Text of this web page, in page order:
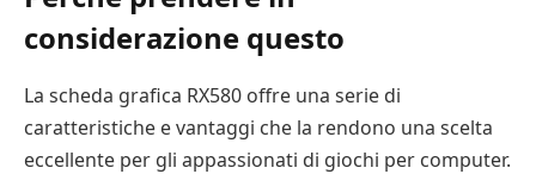
considerazione questo
La scheda grafica RX580 offre una serie di
caratteristiche e vantaggi che la rendono una scelta
eccellente per gli appassionati di giochi per computer.